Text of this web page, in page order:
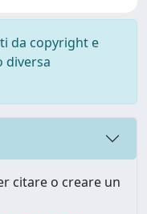
da copyright e
diversa
citare o creare un